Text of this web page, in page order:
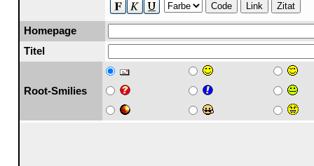
Code Link Zitat
Homepage
Titel
Root-Smilies